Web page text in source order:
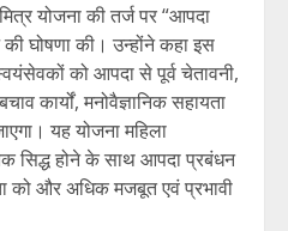
योजना की तर्ज पर “आपदा
घोषणा की। उन्होंने कहा इस
को आपदा से पूर्व चेतावनी,
कार्यों, मनोवैज्ञानिक सहायता
यह योजना महिला
सिद्ध होने के साथ आपदा प्रबंधन
को और अधिक मजबूत एवं प्रभावी